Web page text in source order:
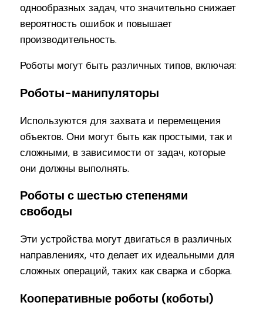
однообразных задач, что значительно снижает
вероятность ошибок и повышает
производительность.
Роботы могут быть различных типов, включая:
Роботы-манипуляторы
Используются для захвата и перемещения
объектов. Они могут быть как простыми, так и
сложными, в зависимости от задач, которые
они должны выполнять.
Роботы с шестью степенями
свободы
Эти устройства могут двигаться в различных
направлениях, что делает их идеальными для
сложных операций, таких как сварка и сборка.
Кооперативные роботы (коботы)